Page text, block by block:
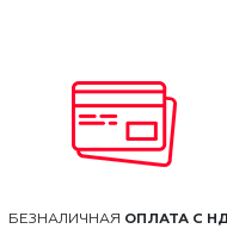
БЕЗНАЛИЧНАЯ ОПЛАТА С